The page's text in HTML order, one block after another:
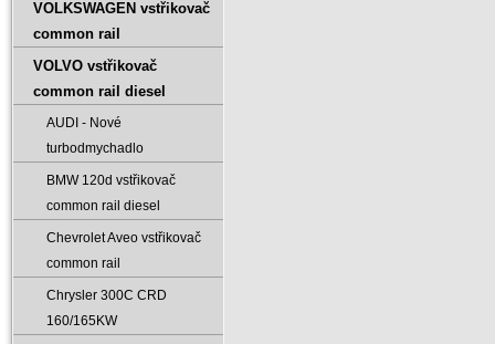
VOLKSWAGEN vstřikovač
common rail
VOLVO vstřikovač
common rail diesel
AUDI - Nové
turbodmychadlo
BMW 120d vstřikovač
common rail diesel
Chevrolet Aveo vstřikovač
common rail
Chrysler 300C CRD
160/165KW